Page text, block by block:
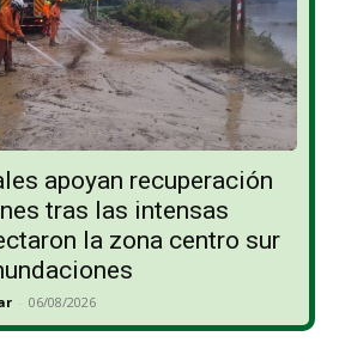
apoyan recuperación
tras las intensas
la zona centro sur
- 06/08/2026